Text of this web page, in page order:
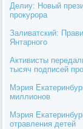
Делиу: Новый
прокурора
Заливатский:
Янтарного
Активисты
тысяч подписей
Мэрия
миллионов
Мэрия
отравления детей